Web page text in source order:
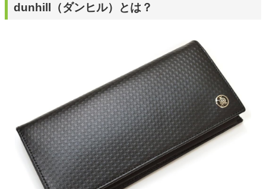
dunhill（ダンヒル）とは？